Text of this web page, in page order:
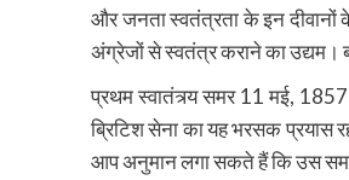
और जनता स्वतंत्रता के इन दीवानों
अंग्रेजों से स्वतंत्र कराने का उद्यम।
प्रथम स्वातंत्र्य समर 11 मई,
ब्रिटिश सेना का यह भरसक प्रयास
आप अनुमान लगा सकते हैं कि उस समय